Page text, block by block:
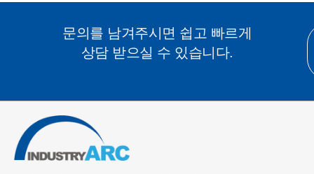
문의를 남겨주시면 쉽고 빠르게
상담 받으실 수 있습니다.